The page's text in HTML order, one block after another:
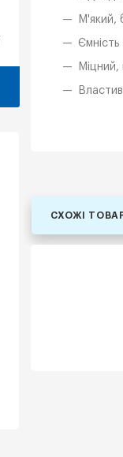
М'який,
Ємність
Міцний,
СХОЖІ